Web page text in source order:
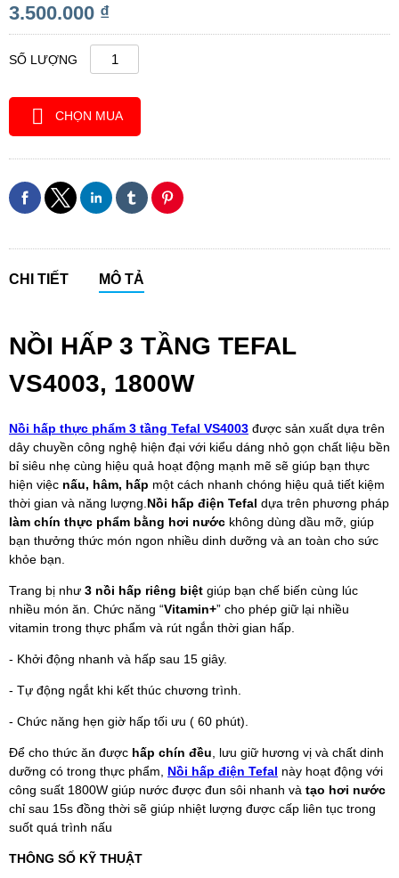
3.500.000 ₫
SỐ LƯỢNG
CHỌN MUA
CHI TIẾT MÔ TẢ
NỒI HẤP 3 TẦNG TEFAL
VS4003, 1800W
Nồi hấp thực phẩm 3 tầng Tefal VS4003 được sản xuất dựa trên
dây chuyền công nghệ hiện đại với kiểu dáng nhỏ gọn chất liệu bền
bỉ siêu nhẹ cùng hiệu quả hoạt động mạnh mẽ sẽ giúp bạn thực
hiện việc nấu, hâm, hấp một cách nhanh chóng hiệu quả tiết kiệm
thời gian và năng lượng. Nồi hấp điện Tefal dựa trên phương pháp
làm chín thực phẩm bằng hơi nước không dùng dầu mỡ, giúp
bạn thưởng thức món ngon nhiều dinh dưỡng và an toàn cho sức
khỏe bạn.
Trang bị như 3 nồi hấp riêng biệt giúp bạn chế biến cùng lúc
nhiều món ăn. Chức năng “Vitamin+” cho phép giữ lại nhiều
vitamin trong thực phẩm và rút ngắn thời gian hấp.
- Khởi động nhanh và hấp sau 15 giây.
- Tự động ngắt khi kết thúc chương trình.
- Chức năng hẹn giờ hấp tối ưu ( 60 phút).
Để cho thức ăn được hấp chín đều , lưu giữ hương vị và chất dinh
dưỡng có trong thực phẩm, Nồi hấp điện Tefal này hoạt động với
công suất 1800W giúp nước được đun sôi nhanh và tạo hơi nước
chỉ sau 15s đồng thời sẽ giúp nhiệt lượng được cấp liên tục trong
suốt quá trình nấu
THÔNG SỐ KỸ THUẬT